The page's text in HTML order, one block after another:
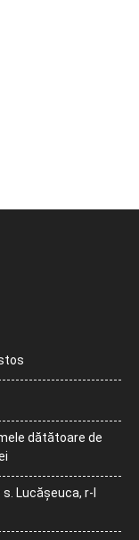
dătătoare de
Lucășeuca, r-l